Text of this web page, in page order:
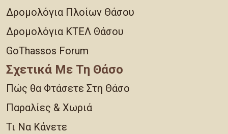
Δρομολόγια Πλοίων Θάσου
Δρομολόγια ΚΤΕΛ Θάσου
GoThassos Forum
Σχετικά Με Τη Θάσο
Πώς θα Φτάσετε Στη Θάσο
Παραλίες & Χωριά
Τι Να Κάνετε